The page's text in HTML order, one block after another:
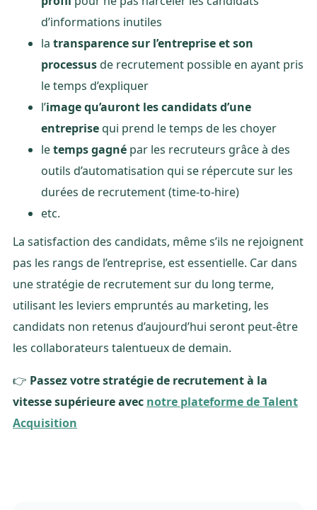
d’informations inutiles
la transparence sur l’entreprise et son
processusde recrutement possible en ayant pris
le temps d’expliquer
l’image qu’auront les candidats d’une
entreprisequi prend le temps de les choyer
letemps gagné par les recruteurs grâce à des
outils d’automatisation qui se répercute sur les
durées de recrutement (time-to-hire)
etc.
La satisfaction des candidats, même s’ils ne rejoignent
pas les rangs de l’entreprise, est essentielle. Car dans
une stratégie de recrutement sur du long terme,
utilisant les leviers empruntés au marketing, les
candidats non retenus d’aujourd’hui seront peut-être
les collaborateurs talentueux de demain.
👉 Passez votre stratégie de recrutement à la
vitesse supérieure avec notre plateforme de Talent
Acquisition